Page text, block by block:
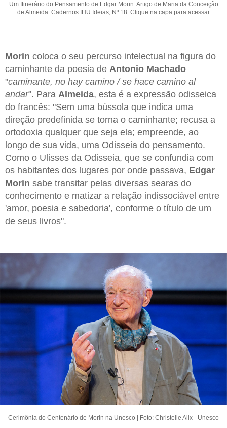
Um Itinerário do Pensamento de Edgar Morin. Artigo de Maria da Conceição
de Almeida. Cadernos IHU Ideias, Nº 18. Clique na capa para acessar
Morin coloca o seu percurso intelectual na figura do
caminhante da poesia de Antonio Machado
"caminante, no hay camino / se hace camino al
andar". Para Almeida, esta é a expressão odisseica
do francês: "Sem uma bússola que indica uma
direção predefinida se torna o caminhante; recusa a
ortodoxia qualquer que seja ela; empreende, ao
longo de sua vida, uma Odisseia do pensamento.
Como o Ulisses da Odisseia, que se confundia com
os habitantes dos lugares por onde passava, Edgar
Morin sabe transitar pelas diversas searas do
conhecimento e matizar a relação indissociável entre
'amor, poesia e sabedoria', conforme o título de um
de seus livros".
Cerimônia do Centenário de Morin na Unesco | Foto: Christelle Alix - Unesco